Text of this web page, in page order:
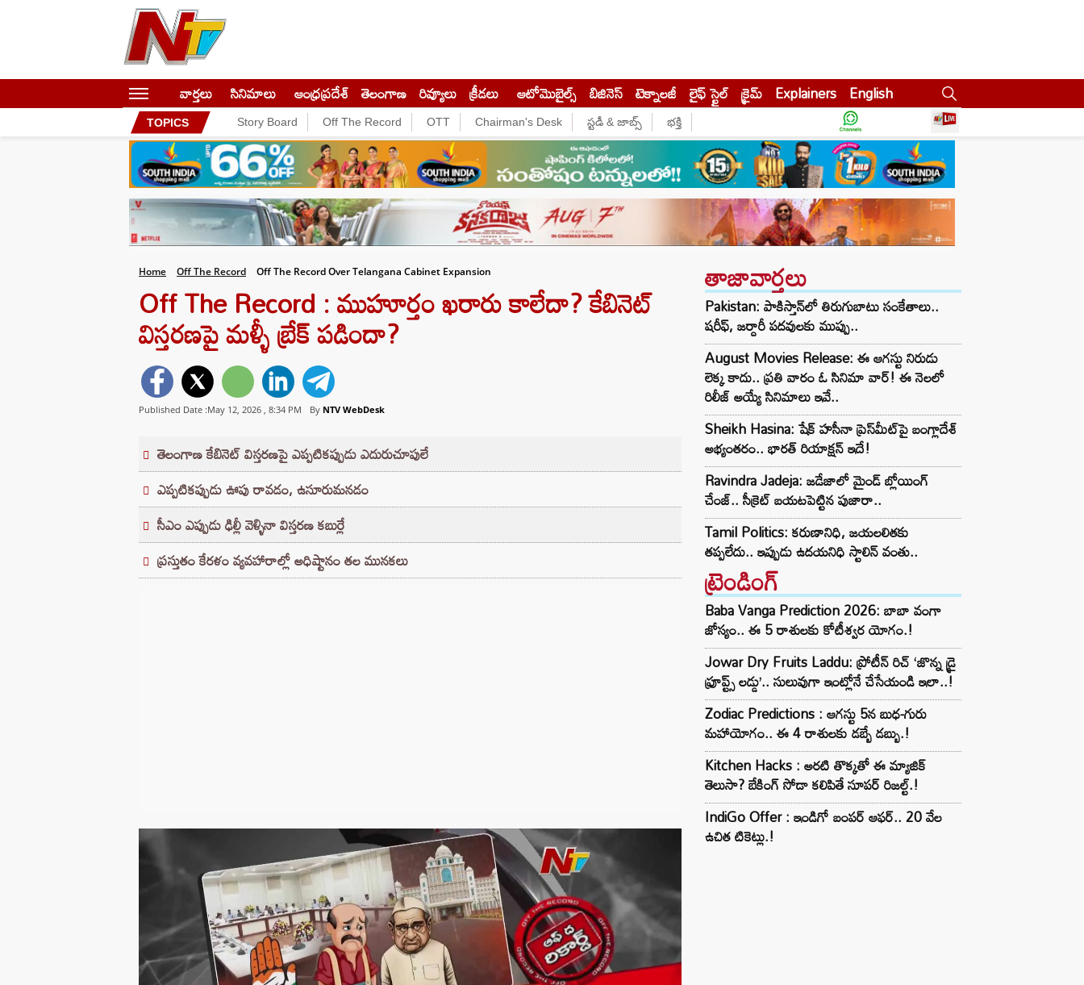
వార్తలు సినిమాలు ఆంధ్రప్రదేశ్ తెలంగాణ రివ్యూలు క్రీడలు ఆటోమొబైల్స్ బిజినెస్‌ టెక్నాలజీ లైఫ్ స్టైల్ క్రైమ్ Explainers English
TOPICS Story Board Off The Record OTT Chairman's Desk స్టడీ & జాబ్స్ భక్తి
Home Off The Record Off The Record Over Telangana Cabinet Expansion
Off The Record : ముహూర్తం ఖరారు కాలేదా? కేబినెట్
విస్తరణపై మళ్ళీ బ్రేక్ పడిందా?
Published Date :May 12, 2026 , 8:34 PM By NTV WebDesk
తెలంగాణ కేబినెట్‌ విస్తరణపై ఎప్పటికప్పుడు ఎదురుచూపులే
ఎప్పటికప్పుడు ఊపు రావడం, ఉసూరుమనడం
సీఎం ఎప్పుడు ఢిల్లీ వెళ్ళినా విస్తరణ కబుర్లే
ప్రస్తుతం కేరళం వ్యవహారాల్లో అధిష్టానం తల మునకలు
తాజావార్తలు
Pakistan: పాకిస్తాన్‌లో తిరుగుబాటు సంకేతాలు..
షరీఫ్, జర్దారీ పదవులకు ముప్పు..
August Movies Release: ఈ ఆగస్టు నిరుడు
లెక్క కాదు.. ప్రతి వారం ఓ సినిమా వార్! ఈ నెలలో
రిలీజ్ అయ్యే సినిమాలు ఇవే..
Sheikh Hasina: షేక్ హసీనా ప్రెస్‌మీట్‌పై బంగ్లాదేశ్
అభ్యంతరం.. భారత్ రియాక్షన్ ఇదే!
Ravindra Jadeja: జడేజాలో మైండ్ బ్లోయింగ్
చేంజ్.. సీక్రెట్ బయటపెట్టిన పుజారా..
Tamil Politics: కరుణానిధి, జయలలితకు
తప్పలేదు.. ఇప్పుడు ఉదయనిధి స్టాలిన్ వంతు..
ట్రెండింగ్‌
Baba Vanga Prediction 2026: బాబా వంగా
జోస్యం.. ఈ 5 రాశులకు కోటీశ్వర యోగం.!
Jowar Dry Fruits Laddu: ప్రోటీన్ రిచ్ ‘జొన్న డ్రై
ఫ్రూప్ట్స్ లడ్డు’.. సులువుగా ఇంట్లోనే చేసేయండి ఇలా..!
Zodiac Predictions : ఆగస్టు 5న బుధ-గురు
మహాయోగం.. ఈ 4 రాశులకు డబ్బే డబ్బు.!
Kitchen Hacks : అరటి తొక్కతో ఈ మ్యాజిక్
తెలుసా? బేకింగ్ సోడా కలిపితే సూపర్ రిజల్ట్.!
IndiGo Offer : ఇండిగో బంపర్ ఆఫర్.. 20 వేల
ఉచిత టికెట్లు.!